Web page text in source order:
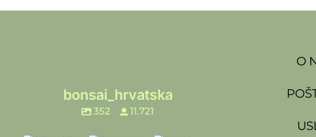
bonsai_hrvatska
352 11.721
O